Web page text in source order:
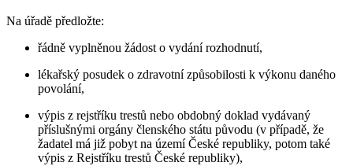
Na úřadě předložte:
řádně vyplněnou žádost o vydání rozhodnutí,
lékařský posudek o zdravotní způsobilosti k výkonu daného
povolání,
výpis z rejstříku trestů nebo obdobný doklad vydávaný
příslušnými orgány členského státu původu (v případě, že
žadatel má již pobyt na území České republiky, potom také
výpis z Rejstříku trestů České republiky),